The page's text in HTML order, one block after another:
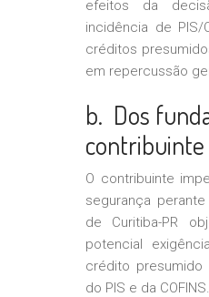
efeitos da
incidência de PIS/
créditos
em repercussão
b. Dos
contribuinte
O contribuinte
segurança
de Curitiba-PR
potencial
crédito presumido
do PIS e da COFINS.